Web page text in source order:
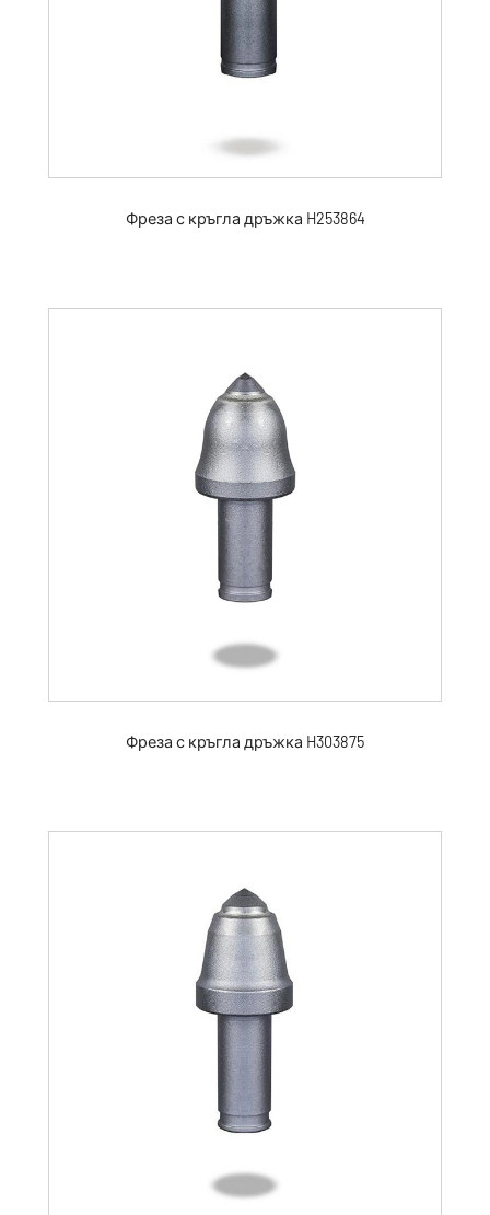
Фреза с кръгла дръжка H253864
Фреза с кръгла дръжка H303875